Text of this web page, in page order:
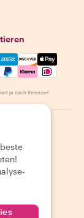
Visa, Amex,
je nach Reiseziel